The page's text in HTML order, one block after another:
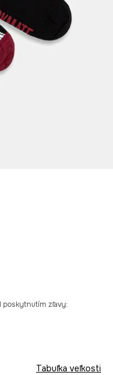
poskytnutím zľavy:
Tabuľka veľkosti